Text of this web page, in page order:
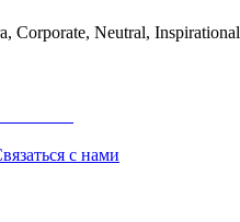
Corporate, Neutral, Inspirational
с нами